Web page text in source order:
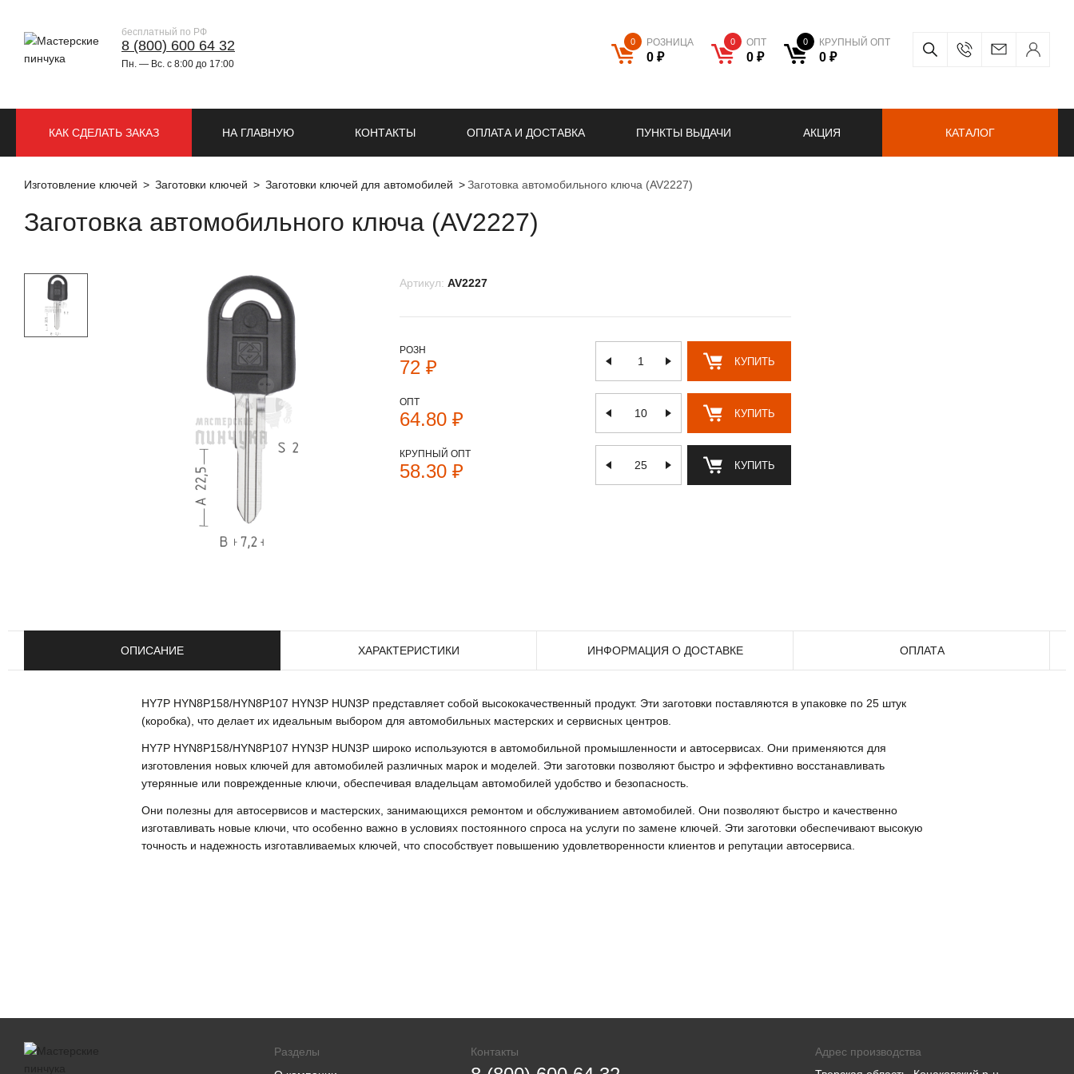
бесплатный по РФ
8 (800) 600 64 32
Пн. — Вс. с 8:00 до 17:00
0 РОЗНИЦА
0 ₽
0 ОПТ
0 ₽
0 КРУПНЫЙ ОПТ
0 ₽
НА ГЛАВНУЮ КОНТАКТЫ ОПЛАТА И ДОСТАВКА ПУНКТЫ ВЫДАЧИ АКЦИЯ
КАК СДЕЛАТЬ ЗАКАЗ КАТАЛОГ
Изготовление ключей Заготовки ключей Заготовки ключей для автомобилей Заготовка автомобильного ключа (AV2227)
Заготовка автомобильного ключа (AV2227)
Артикул: AV2227
РОЗН
72 ₽ КУПИТЬ
ОПТ
64.80 ₽ КУПИТЬ
КРУПНЫЙ ОПТ
58.30 ₽ КУПИТЬ
ОПИСАНИЕ ХАРАКТЕРИСТИКИ ИНФОРМАЦИЯ О ДОСТАВКЕ ОПЛАТА
HY7P HYN8P158/HYN8P107 HYN3P HUN3P представляет собой высококачественный продукт. Эти заготовки поставляются в упаковке по 25 штук
(коробка), что делает их идеальным выбором для автомобильных мастерских и сервисных центров.
HY7P HYN8P158/HYN8P107 HYN3P HUN3P широко используются в автомобильной промышленности и автосервисах. Они применяются для
изготовления новых ключей для автомобилей различных марок и моделей. Эти заготовки позволяют быстро и эффективно восстанавливать
утерянные или поврежденные ключи, обеспечивая владельцам автомобилей удобство и безопасность.
Они полезны для автосервисов и мастерских, занимающихся ремонтом и обслуживанием автомобилей. Они позволяют быстро и качественно
изготавливать новые ключи, что особенно важно в условиях постоянного спроса на услуги по замене ключей. Эти заготовки обеспечивают высокую
точность и надежность изготавливаемых ключей, что способствует повышению удовлетворенности клиентов и репутации автосервиса.
Разделы
Контакты
Адрес производства